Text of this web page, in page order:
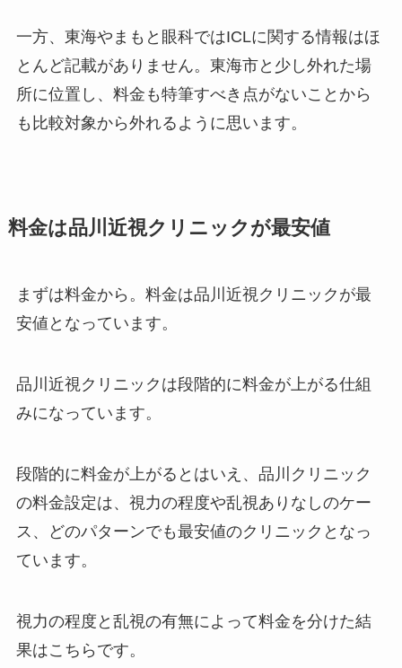
一方、 東海やまもと眼科ではICLに関する情報はほ
とんど記載がありません。東海市と少し外れた場
所に位置し、料金も特筆すべき点がないことから
も比較対象から外れる ように思います。
料金は品川近視クリニックが最安値
まずは料金から。 料金は品川近視クリニックが最
安値 となっています。
品川近視クリニックは段階的に料金が上がる仕組
みになっています。
段階的に料金が上がるとはいえ、品川クリニック
の料金設定は、視力の程度や乱視ありなしのケー
ス、
どのパターンでも最安値のクリニック となっ
ています。
視力の程度と乱視の有無によって料金を分けた結
果はこちらです。